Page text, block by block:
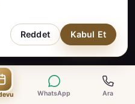
güncel
İZMİT ile doğrudan
WhatsApp Ara
Reddet Kabul Et